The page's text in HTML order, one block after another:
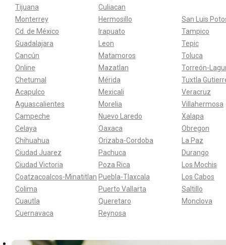
Tijuana
Monterrey
Cd. de México
Guadalajara
Cancún
Online
Chetumal
Acapulco
Aguascalientes
Campeche
Celaya
Chihuahua
Ciudad Juarez
Ciudad Victoria
Coatzacoalcos-Minatitlan
Colima
Cuautla
Cuernavaca
Culiacan
Hermosillo
Irapuato
Leon
Matamoros
Mazatlan
Mérida
Mexicali
Morelia
Nuevo Laredo
Oaxaca
Orizaba-Cordoba
Pachuca
Poza Rica
Puebla-Tlaxcala
Puerto Vallarta
Queretaro
Reynosa
San Luis
Tampico
Tepic
Toluca
Torreón-
Tuxtla
Veracruz
Villahermosa
Xalapa
Obregon
La Paz
Durango
Los Mochis
Los Cabos
Saltillo
Monclova